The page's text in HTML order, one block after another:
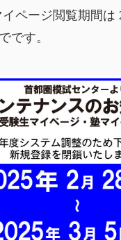
ページ閲覧期間は
です。